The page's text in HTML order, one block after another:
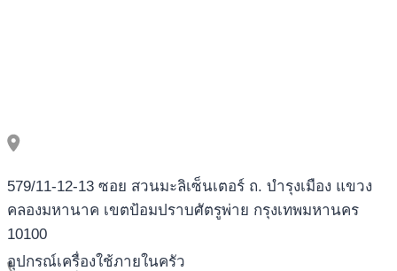
อุปกรณ์เครื่องใช้ภายในครัว
579/11-12-13 ซอย สวนมะลิเซ็นเตอร์ ถ. บำรุงเมือง แขวง
คลองมหานาค เขตป้อมปราบศัตรูพ่าย กรุงเทพมหานคร
10100